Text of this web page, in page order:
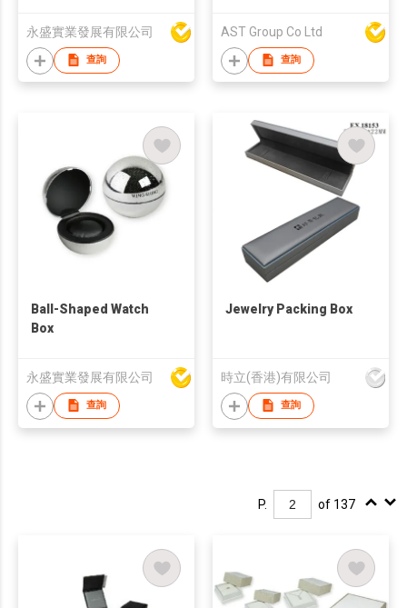
永盛實業發展有限公司
查詢
Colorful Macaron
Jewelry Storage Box,
Shape Storage Box
Container
AST Group Co Ltd
查詢
Ball-Shaped Watch
Box
永盛實業發展有限公司
查詢
Jewelry Packing Box
時立(香港)有限公司
查詢
P. of 137